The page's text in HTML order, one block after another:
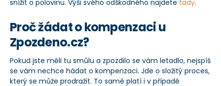
snížit o polovinu. Výši svého odškodného najdete tady.
Proč žádat o kompenzaci u
Zpozdeno.cz?
Pokud jste měli tu smůlu a zpozdilo se vám letadlo, nejspíš
se vám nechce hádat o kompenzaci. Jde o složitý proces,
který se může prodražit. To samé platí i v případě